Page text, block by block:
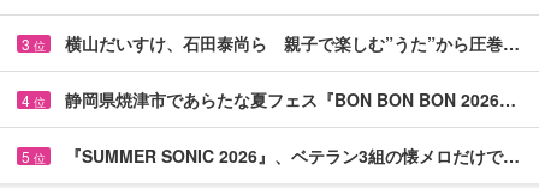
3 位 横山だいすけ、石田泰尚ら 親子で楽しむ”うた”から圧巻…
4 位 静岡県焼津市であらたな夏フェス『BON BON BON 2026…
5 位 『SUMMER SONIC 2026』、ベテラン3組の懐メロだけで…